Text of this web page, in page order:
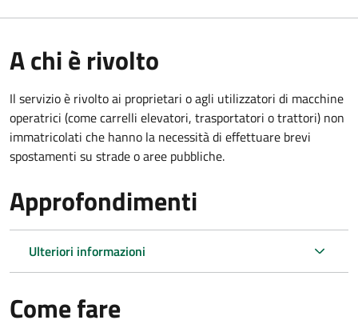
A chi è rivolto
Il servizio è rivolto ai proprietari o agli utilizzatori di macchine
operatrici (come carrelli elevatori, trasportatori o trattori) non
immatricolati che hanno la necessità di effettuare brevi
spostamenti su strade o aree pubbliche.
Approfondimenti
Ulteriori informazioni
Come fare